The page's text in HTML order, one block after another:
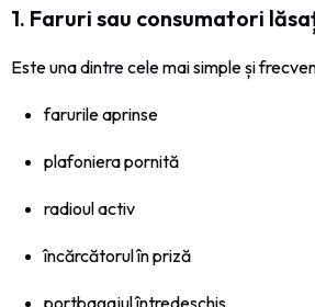
1. Faruri sau consumatori
Este una dintre cele mai simple și
farurile aprinse
plafoniera pornită
radioul activ
încărcătorul în priză
portbagajul întredeschis